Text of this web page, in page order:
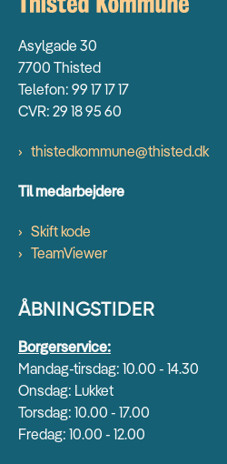
Asylgade 30
7700 Thisted
Telefon: 99 17 17 17
CVR: 29 18 95 60
thistedkommune@thisted.dk
Til medarbejdere
Skift kode
TeamViewer
ÅBNINGSTIDER
Borgerservice:
Mandag-tirsdag: 10.00 - 14.30
Onsdag: Lukket
Torsdag: 10.00 - 17.00
Fredag: 10.00 - 12.00